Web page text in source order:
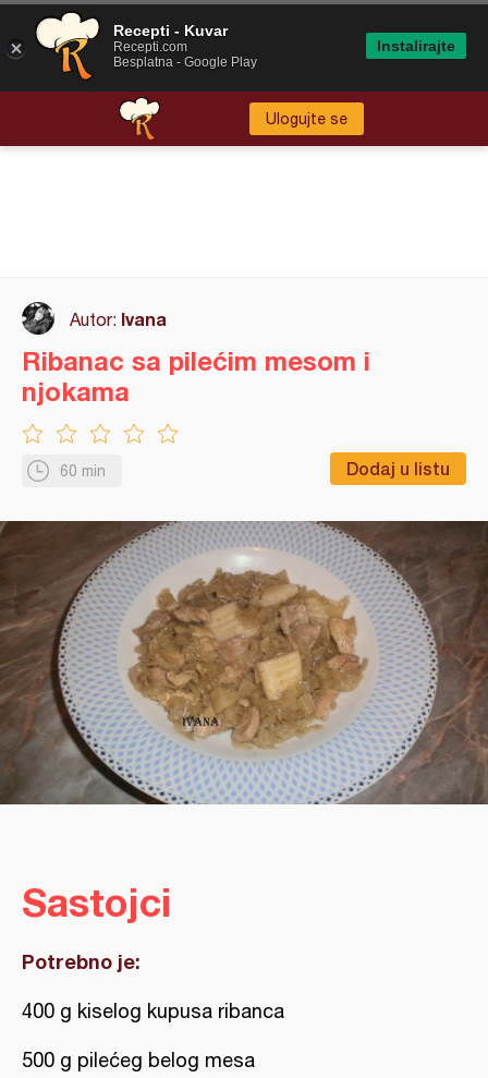
Ulogujte se
Autor: Ivana
60 min Dodaj u listu
Ribanac sa pilećim mesom i
njokama
Sastojci
Potrebno je:
400 g kiselog kupusa ribanca
500 g pilećeg belog mesa
Recepti - Kuvar
Recepti.com
Besplatna - Google Play
Instalirajte